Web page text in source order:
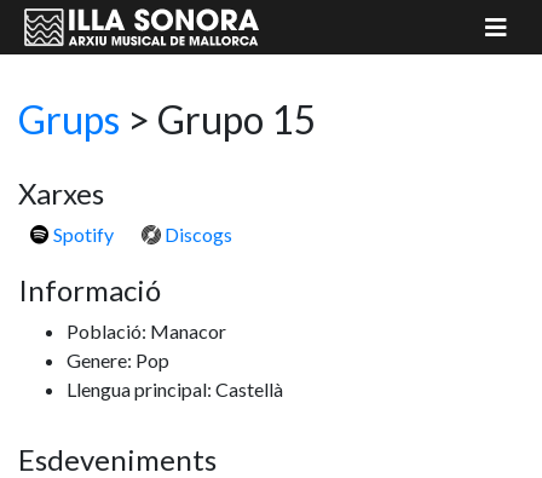
Grups > Grupo 15
Xarxes
Spotify Discogs
Informació
Població: Manacor
Genere: Pop
Llengua principal: Castellà
Esdeveniments